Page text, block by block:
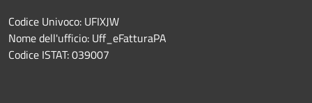
Codice Univoco: UFIXJW
Nome dell'ufficio: Uff_eFatturaPA
Codice ISTAT: 039007